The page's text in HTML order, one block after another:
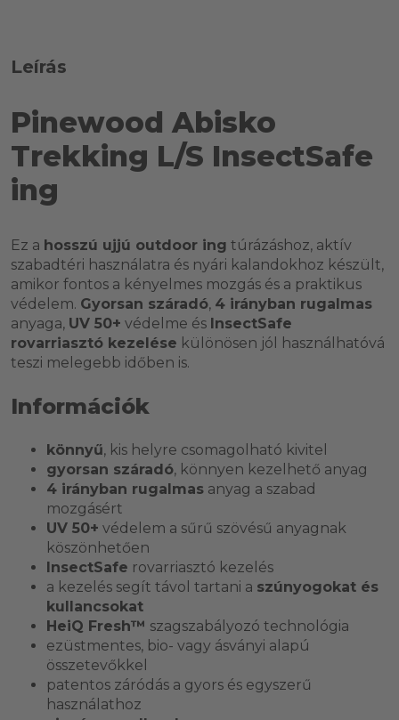
Leírás
Pinewood Abisko
Trekking L/S InsectSafe
ing
Ez a hosszú ujjú outdoor ing túrázáshoz, aktív
szabadtéri használatra és nyári kalandokhoz készült,
amikor fontos a kényelmes mozgás és a praktikus
védelem. Gyorsan száradó, 4 irányban rugalmas
anyaga, UV 50+ védelme és InsectSafe
rovarriasztó kezelése különösen jól használhatóvá
teszi melegebb időben is.
Információk
könnyű, kis helyre csomagolható kivitel
gyorsan száradó, könnyen kezelhető anyag
4 irányban rugalmas anyag a szabad
mozgásért
UV 50+ védelem a sűrű szövésű anyagnak
köszönhetően
InsectSafe rovarriasztó kezelés
a kezelés segít távol tartani a szúnyogokat és
kullancsokat
HeiQ Fresh™ szagszabályozó technológia
ezüstmentes, bio- vagy ásványi alapú
összetevőkkel
patentos záródás a gyors és egyszerű
használathoz